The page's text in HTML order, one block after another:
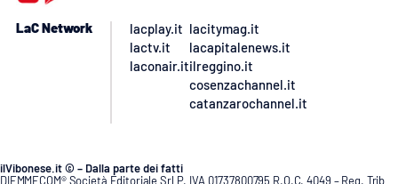
LaC Network
lacplay.it
lactv.it
laconair.it
lacitymag.it
lacapitalenews.it
ilreggino.it
cosenzachannel.it
catanzarochannel.it
ilVibonese.it © – Dalla parte dei fatti
DIEMMECOM® Società Editoriale Srl P. IVA 01737800795 R.O.C. 4049 – Reg. Trib